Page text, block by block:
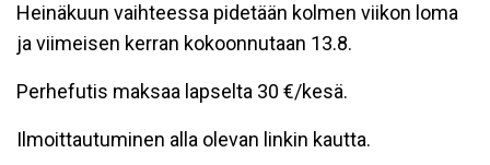
Heinäkuun vaihteessa pidetään kolmen viikon loma
ja viimeisen kerran kokoonnutaan 13.8.
Perhefutis maksaa lapselta 30 €/kesä.
Ilmoittautuminen alla olevan linkin kautta.